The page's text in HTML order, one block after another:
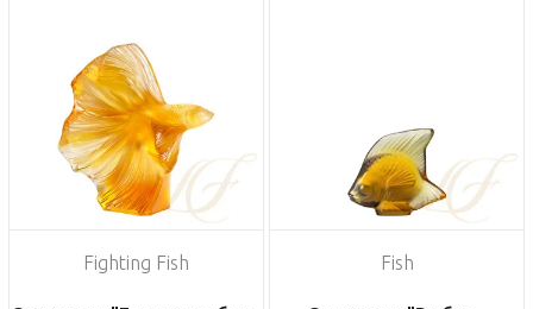
Fighting Fish Fish